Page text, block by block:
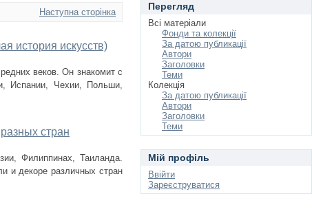
Наступна сторінка
история искусств)
веков. Он знакомит с
Испании, Чехии, Польши,
стран
Филиппинах, Таиланда.
и декоре различных стран
Перегляд
Всі матеріали
Фонди та колекції
За датою публикації
Автори
Заголовки
Теми
Колекція
За датою публикації
Автори
Заголовки
Теми
Мій профіль
Ввійти
Зареєструватися